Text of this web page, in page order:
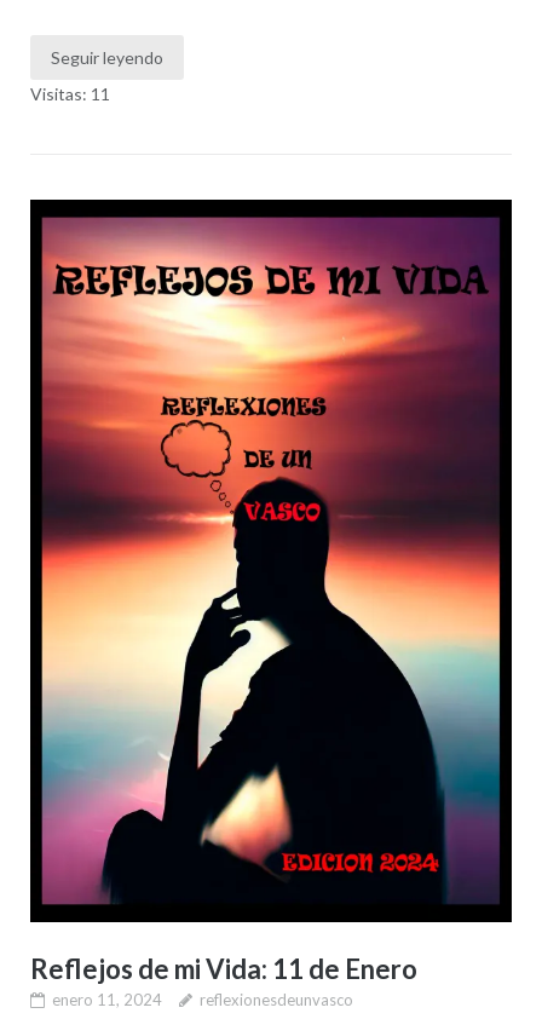
Seguir leyendo
Visitas: 11
Reflejos de mi Vida: 11 de Enero
enero 11, 2024
reflexionesdeunvasco